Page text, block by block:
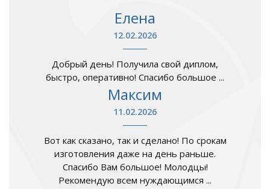
Елена
12.02.2026
Добрый день! Получила свой диплом,
быстро, оперативно! Спасибо большое ...
Максим
11.02.2026
Вот как сказано, так и сделано! По срокам
изготовления даже на день раньше.
Спасибо Вам большое! Молодцы!
Рекомендую всем нуждающимся ...